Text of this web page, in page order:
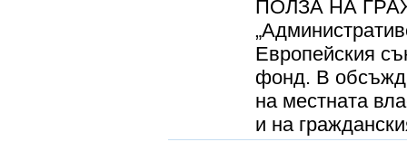
ПОЛЗА НА
Европейския
фонд. В
на местната
и на